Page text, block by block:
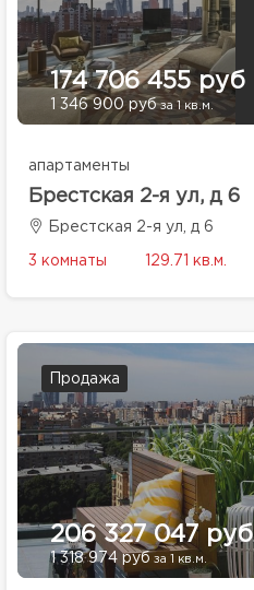
174 706 455 руб
1 346 900 рубза 1 кв.м.
апартаменты
Брестская 2-я ул, д 6
Брестская 2-я ул, д 6
3 комнаты 129.71 кв.м.
Продажа
206 327 047 руб
1 318 974 руб за 1 кв.м.